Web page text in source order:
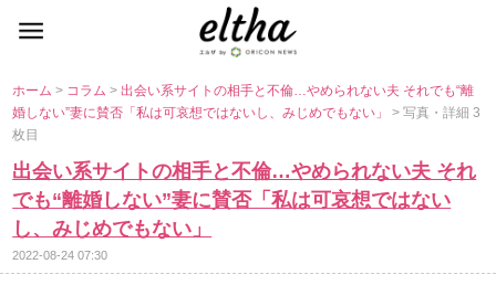
ホーム> コラム>出会い系サイトの相手と不倫…やめられない夫 それでも“離
婚しない”妻に賛否「私は可哀想ではないし、みじめでもない」> 写真・詳細 3
枚目
出会い系サイトの相手と不倫…やめられない夫 それ
でも“離婚しない”妻に賛否「私は可哀想ではない
し、みじめでもない」
2022-08-24 07:30